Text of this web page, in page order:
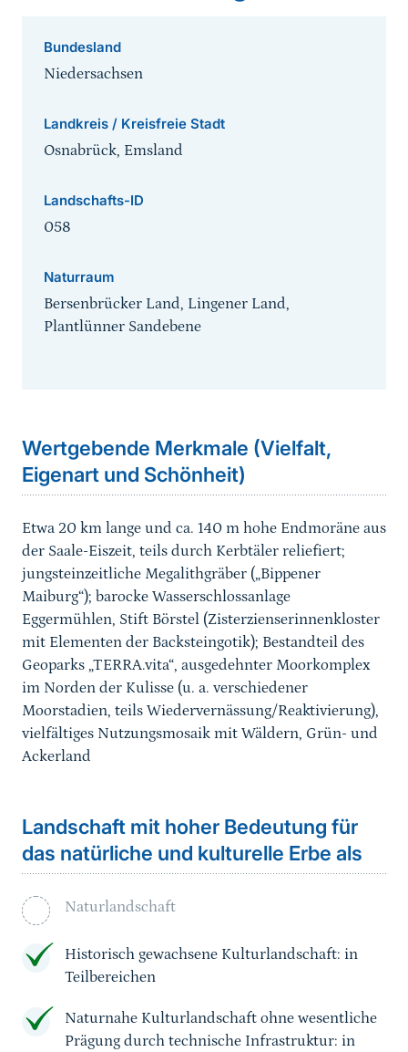
Bundesland
Niedersachsen
Landkreis / Kreisfreie Stadt
Osnabrück, Emsland
Landschafts-ID
058
Naturraum
Bersenbrücker Land, Lingener Land,
Plantlünner Sandebene
Wertgebende Merkmale (Vielfalt,
Eigenart und Schönheit)
Etwa 20 km lange und ca. 140 m hohe Endmoräne aus
der Saale-Eiszeit, teils durch Kerbtäler reliefiert;
jungsteinzeitliche Megalithgräber („Bippener
Maiburg“); barocke Wasserschlossanlage
Eggermühlen, Stift Börstel (Zisterzienserinnenkloster
mit Elementen der Backsteingotik); Bestandteil des
Geoparks „TERRA.vita“, ausgedehnter Moorkomplex
im Norden der Kulisse (u. a. verschiedener
Moorstadien, teils Wiedervernässung/Reaktivierung),
vielfältiges Nutzungsmosaik mit Wäldern, Grün- und
Ackerland
Landschaft mit hoher Bedeutung für
das natürliche und kulturelle Erbe als
Naturlandschaft
Historisch gewachsene Kulturlandschaft: in
Teilbereichen
Naturnahe Kulturlandschaft ohne wesentliche
Prägung durch technische Infrastruktur: in